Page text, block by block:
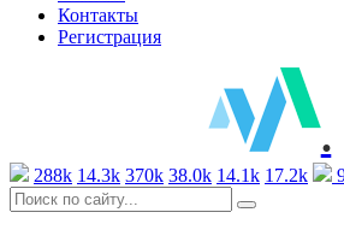
Контакты
Регистрация
.
288k 14.3k 370k 38.0k 14.1k 17.2k